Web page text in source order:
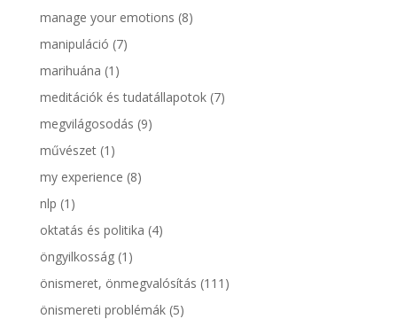
manage your emotions (8)
manipuláció (7)
marihuána (1)
meditációk és tudatállapotok(7)
megvilágosodás (9)
művészet(1)
my experience (8)
nlp (1)
oktatás és politika (4)
öngyilkosság(1)
önismeret, önmegvalósítás (111)
önismereti problémák(5)